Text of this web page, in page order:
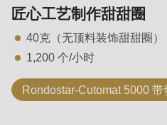
匠心工艺制作甜甜圈
40克（无顶料装饰甜甜圈）
1,200 个/小时
Rondostar-Cutomat 5000